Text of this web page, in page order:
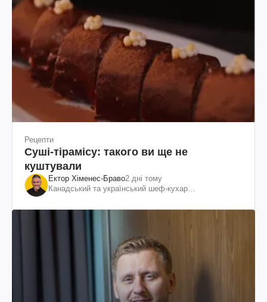
Рецепти
Суші-тірамісу: такого ви ще не
куштували
Ектор Хіменес-Браво2 дні тому
Канадський та український шеф-кухар